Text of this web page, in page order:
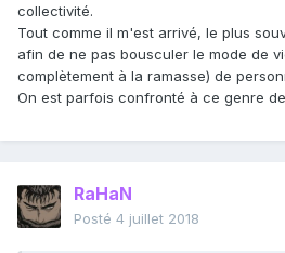
collectivité.
Tout comme il m'est arrivé, le plus
afin de ne pas bousculer le mode de
complètement à la ramasse) de
On est parfois confronté à ce genre
RaHaN
Posté 4 juillet 2018